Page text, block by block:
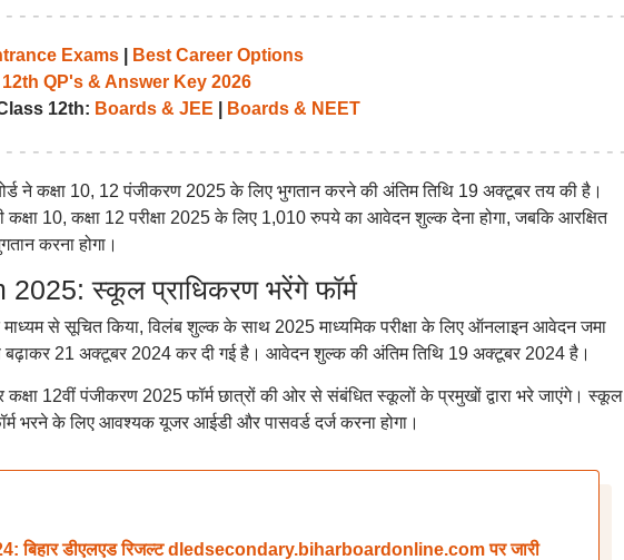
Exams|
Best Career Options
QP's & Answer Key 2026
12th: Boards & JEE Boards & NEET
ने कक्षा 10, 12 पंजीकरण 2025 के लिए भुगतान करने की अंतिम तिथि 19 अक्टूबर तय की है।
कक्षा 10, कक्षा 12 परीक्षा 2025 के लिए 1,010 रुपये का आवेदन शुल्क देना होगा, जबकि आरक्षित
करना होगा।
स्कूल प्राधिकरण भरेंगे फॉर्म
से सूचित किया, विलंब शुल्क के साथ 2025 माध्यमिक परीक्षा के लिए ऑनलाइन आवेदन जमा
21 अक्टूबर 2024 कर दी गई है। आवेदन शुल्क की अंतिम तिथि 19 अक्टूबर 2024 है।
कक्षा 12वीं पंजीकरण 2025 फॉर्म छात्रों की ओर से संबंधित स्कूलों के प्रमुखों द्वारा भरे जाएंगे। स्कूल
भरने के लिए आवश्यक यूजर आईडी और पासवर्ड दर्ज करना होगा।
बिहार डीएलएड रिजल्ट dledsecondary.biharboardonline.com पर जारी